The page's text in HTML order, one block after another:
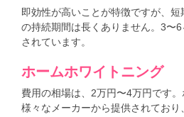
即効性が高いことが特徴ですが、
の持続期間は長くありません。3〜
されています。
ホームホワイトニング
費用の相場は、2万円〜4万円です
様々なメーカーから提供されてお